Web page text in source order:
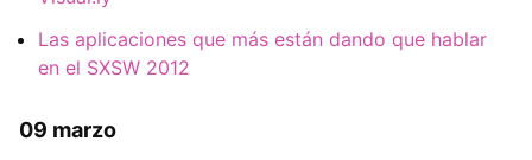
Las aplicaciones que más están dando que hablar
en el SXSW 2012
09 marzo